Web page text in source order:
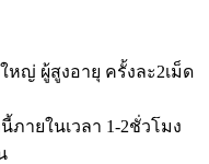
หญ่ ผู้สูงอายุ ครั้งละ2เม็ด
ายในเวลา 1-2ชั่วโมง